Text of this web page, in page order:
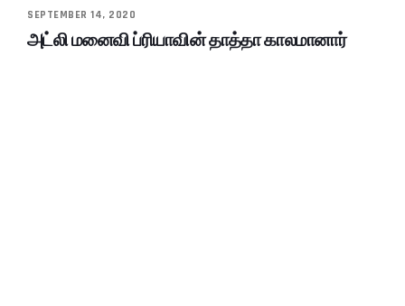
SEPTEMBER 14, 2020
அட்லி மனைவி ப்ரியாவின் தாத்தா காலமானார்